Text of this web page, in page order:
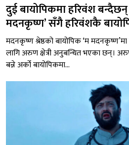
दुई बायोपिकमा हरिवंश बन्दैछन्
मदनकृष्ण’ सँगै हरिवंशकै
मदनकृष्ण श्रेष्ठको बायोपिक ‘म
लागि अरुण क्षेत्री अनुबन्धित भएका छन्।
बन्ने अर्को बायोपिकमा...